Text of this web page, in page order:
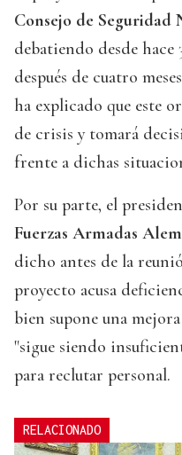
Consejo de Seguridad
debatiendo desde
después de cuatro
ha explicado que este
de crisis y tomará
frente a dichas
Por su parte, el
Fuerzas Armadas
dicho antes de la
proyecto acusa
bien supone una
"sigue siendo
para reclutar personal.
RELACIONADO